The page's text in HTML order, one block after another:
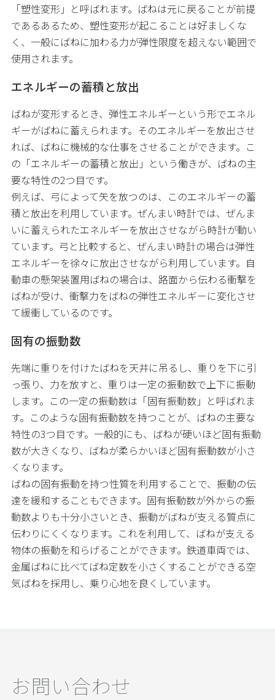
「塑性変形」と呼ばれます。ばねは元に戻ることが前提
であるあるため、塑性変形が起こることは好ましくな
く、一般にばねに加わる力が弾性限度を超えない範囲で
使用されます。
エネルギーの蓄積と放出
ばねが変形するとき、弾性エネルギーという形でエネル
ギーがばねに蓄えられます。そのエネルギーを放出させ
れば、ばねに機械的な仕事をさせることができます。こ
の「エネルギーの蓄積と放出」という働きが、ばねの主
要な特性の2つ目です。
例えば、弓によって矢を放つのは、このエネルギーの蓄
積と放出を利用しています。ぜんまい時計では、ぜんま
いに蓄えられたエネルギーを放出させながら時計が動い
ています。弓と比較すると、ぜんまい時計の場合は弾性
エネルギーを徐々に放出させながら利用しています。自
動車の懸架装置用ばねの場合は、路面から伝わる衝撃を
ばねが受け、衝撃力をばねの弾性エネルギーに変化させ
て緩衝しているのです。
固有の振動数
先端に重りを付けたばねを天井に吊るし、重りを下に引
っ張り、力を放すと、重りは一定の振動数で上下に振動
します。この一定の振動数は「固有振動数」と呼ばれま
す。このような固有振動数を持つことが、ばねの主要な
特性の3つ目です。一般的にも、ばねが硬いほど固有振動
数が大きくなり、ばねが柔らかいほど固有振動数が小さ
くなります。
ばねの固有振動を持つ性質を利用することで、振動の伝
達を緩和することもできます。固有振動数が外からの振
動数よりも十分小さいとき、振動がばねが支える質点に
伝わりにくくなります。これを利用して、ばねが支える
物体の振動を和らげることができます。鉄道車両では、
金属ばねに比べてばね定数を小さくすることができる空
気ばねを採用し、乗り心地を良くしています。
お問い合わせ